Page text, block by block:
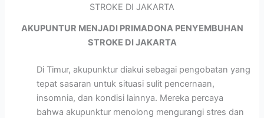
AKUPUNTUR MENJADI PRIMADONA PENYEMBUHAN
STROKE DI JAKARTA
Di Timur, akupunktur diakui sebagai pengobatan yang
tepat sasaran untuk situasi sulit pencernaan,
insomnia, dan kondisi lainnya. Mereka percaya
bahwa akupunktur menolong mengurangi stres dan